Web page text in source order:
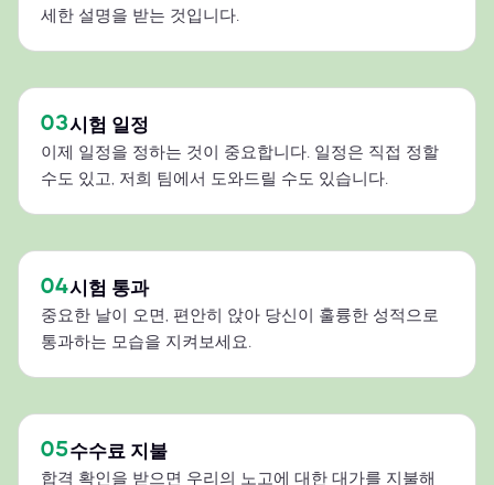
세한 설명을 받는 것입니다.
03시험 일정
이제 일정을 정하는 것이 중요합니다. 일정은 직접 정할
수도 있고, 저희 팀에서 도와드릴 수도 있습니다.
04시험 통과
중요한 날이 오면, 편안히 앉아 당신이 훌륭한 성적으로
통과하는 모습을 지켜보세요.
05수수료 지불
합격 확인을 받으면 우리의 노고에 대한 대가를 지불해